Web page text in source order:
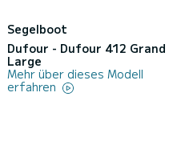
Segelboot
Dufour - Dufour 412 Grand
Large
Mehr über dieses Modell
erfahren